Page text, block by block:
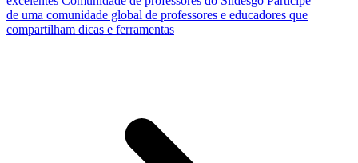
de uma comunidade global de professores e educadores que
compartilham dicas e ferramentas